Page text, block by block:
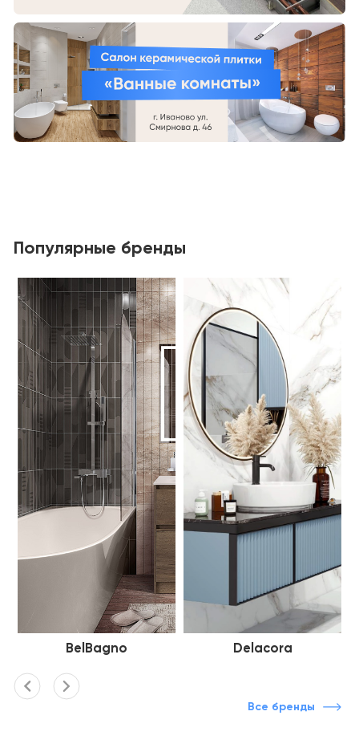
Популярные бренды
BelBagno Delacora
Все бренды